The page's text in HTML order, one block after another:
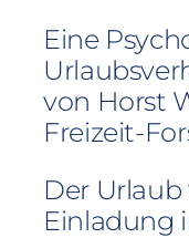
Eine
von Horst
Freizeit-
Der
Einladung